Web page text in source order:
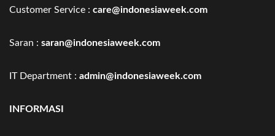
Customer Service : care@indonesiaweek.com
Saran : saran@indonesiaweek.com
IT Department : admin@indonesiaweek.com
INFORMASI